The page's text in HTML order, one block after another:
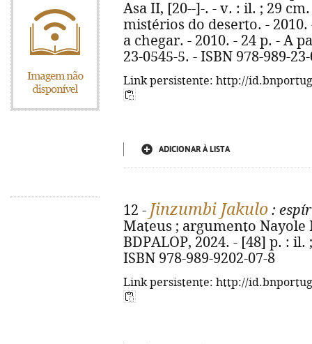
Asa II, [20--]-. - v. : il. ; 29
mistérios do deserto. - 2010.
a chegar. - 2010. - 24 p. - A
23-0545-5. - ISBN 978-989-
Link persistente: http://
ADICIONAR À LISTA
12 - Jinzumbi Jakulo :
Mateus ; argumento Nayole
BDPALOP, 2024. - [48] p. :
ISBN 978-989-9202-07-8
Link persistente: http://